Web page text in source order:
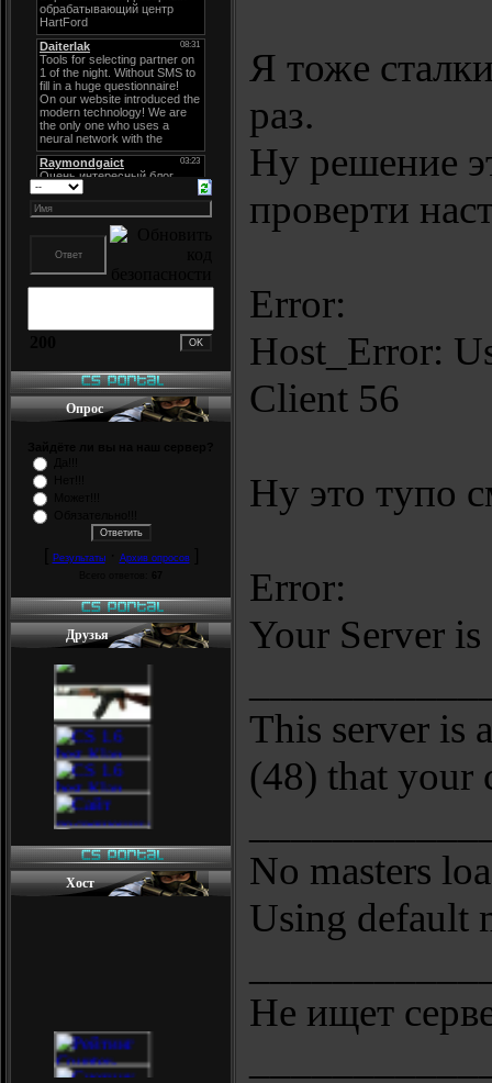
Опрос
Результаты· Архив опросов]
Друзья
Хост
Я тоже
раз.
Ну решение
проверти
Error:
Host_Error:
Client 56
Ну это тупо
Error:
Your Server
This server is
(48) that your
No masters
Using default
Не ищет